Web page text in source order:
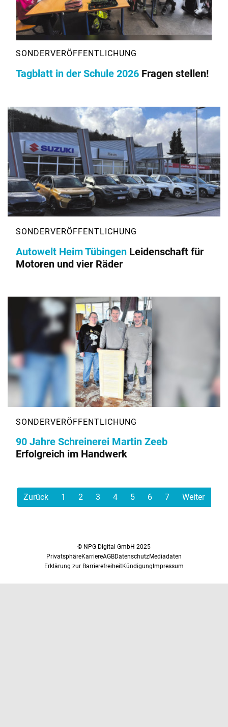
Tagblatt in der Schule 2026 Fragen stellen!
Autowelt Heim Tübingen Leidenschaft für
Motoren und vier Räder
90 Jahre Schreinerei Martin Zeeb
Erfolgreich im Handwerk
Zurück 1 2 3 4 5 6 7 Weiter
© NPG Digital GmbH 2025
PrivatsphäreKarriereAGBDatenschutzMediadaten
Erklärung zur BarrierefreiheitKündigungImpressum